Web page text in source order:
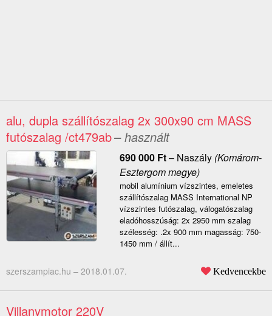
alu, dupla szállítószalag 2x 300x90 cm MASS
futószalag /ct479ab– használt
690 000 Ft– Naszály(Komárom-
Esztergom megye)
mobil alumínium vízszintes, emeletes
szállítószalag MASS International NP
vízszintes futószalag, válogatószalag
eladóhosszúság: 2x 2950 mm szalag
szélesség: .2x 900 mm magasság: 750-
1450 mm / állít...
szerszampiac.hu – 2018.01.07. Kedvencekbe
Villanymotor 220V